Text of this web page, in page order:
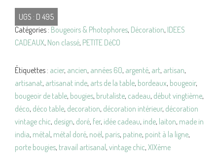
BOUGEOIRS
Pique
Cierges
Métal
VINTAGE
UGS : D 495
Catégories : Bougeoirs & Photophores, Décoration, IDEES
CADEAUX, Non classé, PETITE DéCO
Étiquettes : acier, ancien, années 60, argenté, art, artisan,
artisanat, artisanat inde, arts de la table, bordeaux, bougeoir,
bougeoir de table, bougies, brutaliste, cadeau, début vingtième,
déco, déco table, decoration, décoration intérieur, décoration
vintage chic, design, doré, fer, idée cadeau, inde, laiton, made in
india, métal, métal doré, noël, paris, patine, point à la ligne,
porte bougies, travail artisanal, vintage chic, XIXème